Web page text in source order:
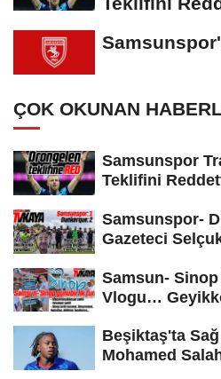
ÇOK OKUNAN
Samsunspor
Teklifini
Samsunspor-
Gazeteci
Samsun-
Vlogu…
Beşiktaş'ta
Mohamed